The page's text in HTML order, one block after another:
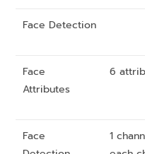
Face Detection
Face
Attributes
6
Face
1